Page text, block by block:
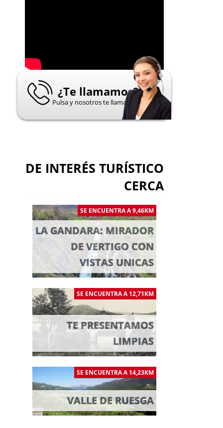
¿Te llamamos?
Pulsa y nosotros te llamamos
DE INTERÉS TURÍSTICO
CERCA
SE ENCUENTRA A 9,46KM
LA GANDARA: MIRADOR
DE VERTIGO CON
VISTAS UNICAS
SE ENCUENTRA A 12,71KM
TE PRESENTAMOS
LIMPIAS
SE ENCUENTRA A 14,23KM
VALLE DE RUESGA